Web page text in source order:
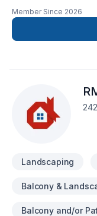
Member Since 2026
Landscaping
Balcony &
Balcony and/or